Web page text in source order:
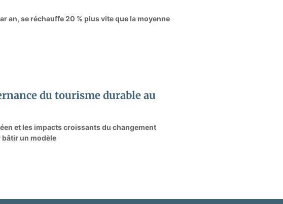
an, se réchauffe 20 % plus vite que la moyenne
du tourisme durable au
et les impacts croissants du changement
un modèle